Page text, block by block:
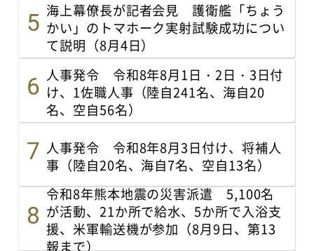
海上幕僚長が記者会見 護衛艦「ちょう
かい」のトマホーク実射試験成功につい
て説明（8月4日）
人事発令 令和8年8月1日・2日・3日付
け、1佐職人事（陸自241名、海自20
名、空自56名）
人事発令 令和8年8月3日付け、将補人
事（陸自20名、海自7名、空自13名）
令和8年熊本地震の災害派遣 5,100名
が活動、21か所で給水、5か所で入浴支
援、米軍輸送機が参加（8月9日、第13
報まで）